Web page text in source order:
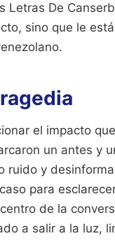
De
sino que le
el impacto
un antes y
ruido y
para
de la
a salir a la luz,